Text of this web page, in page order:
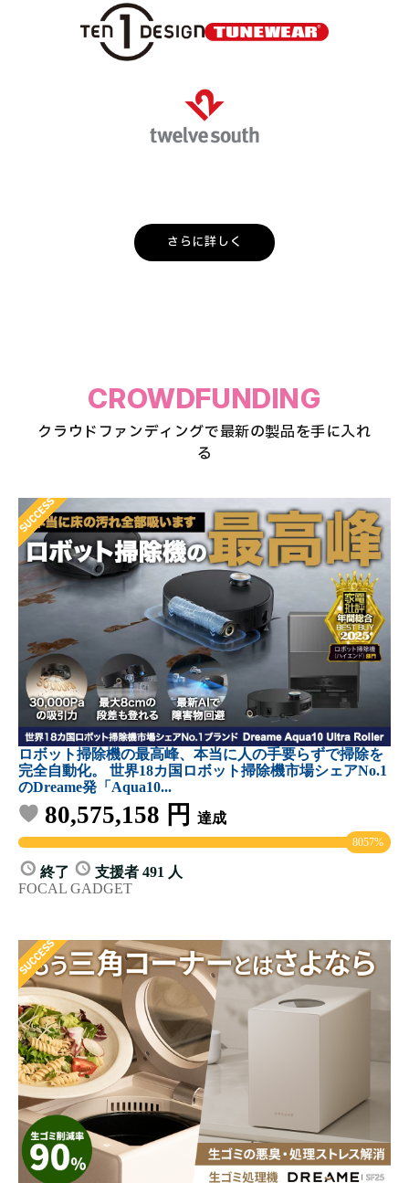
さらに詳しく
CROWDFUNDING
クラウドファンディングで最新の製品を手に入れ
る